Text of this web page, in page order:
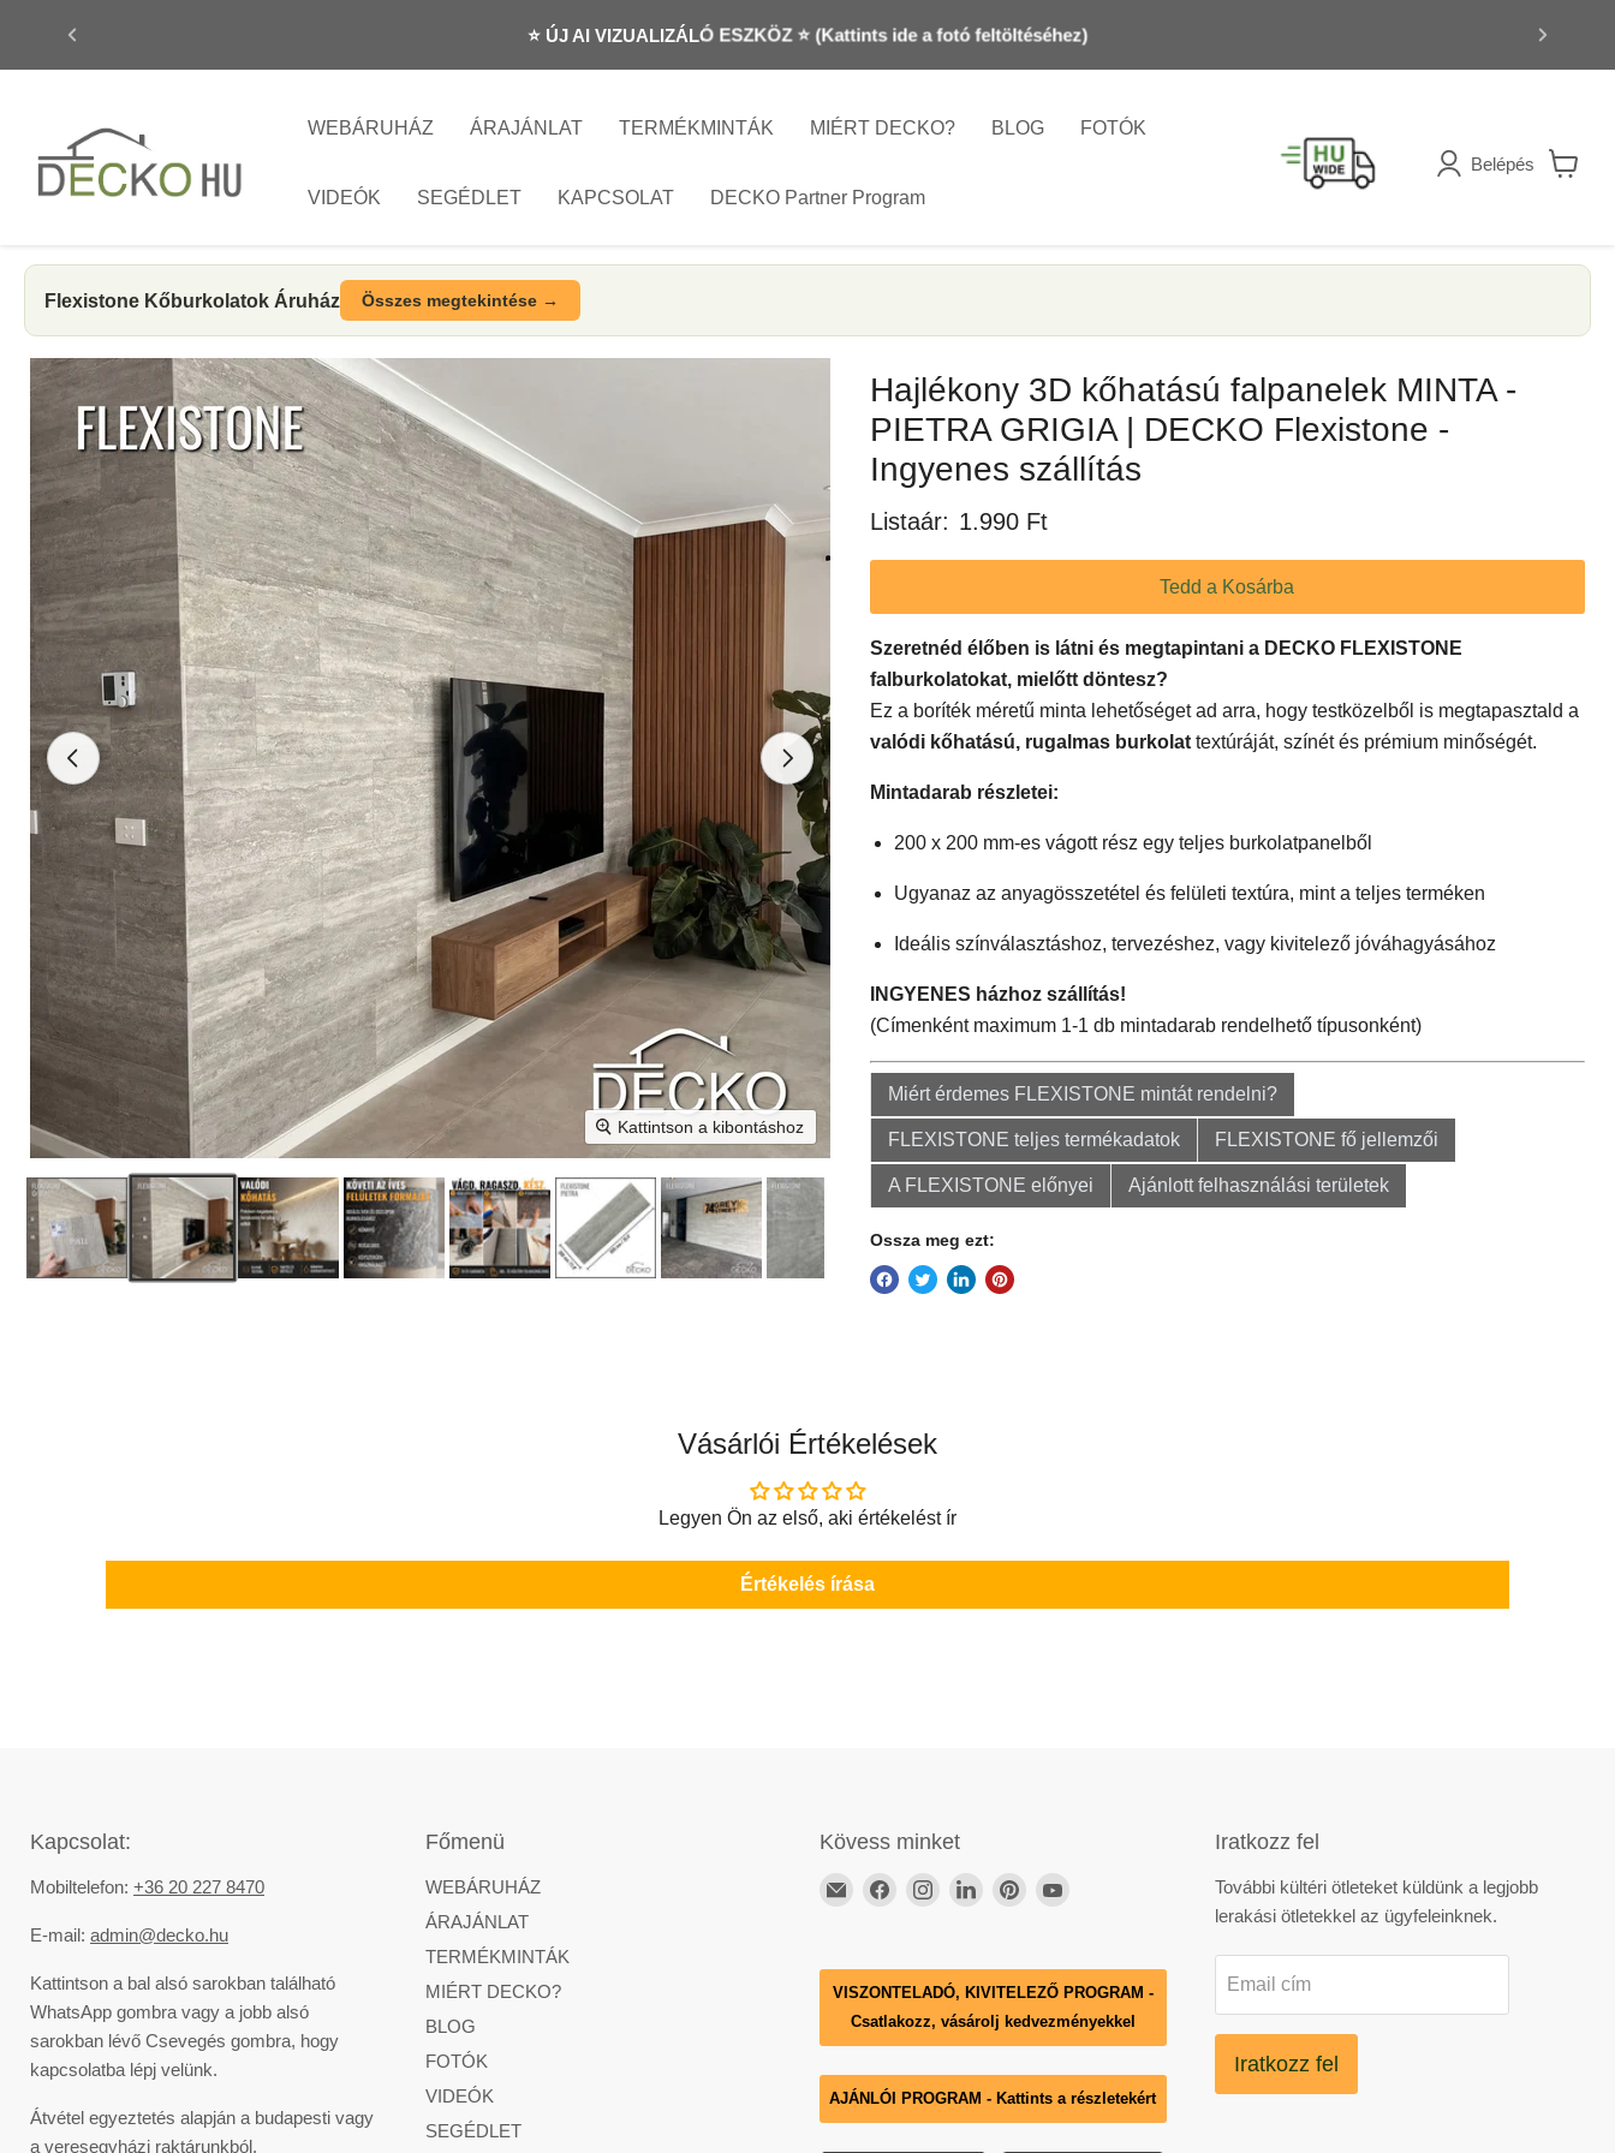
⭐ 10 éves garancia ⭐ Elégedett vásárlók ⭐ Prémium minőség
WEBÁRUHÁZ ÁRAJÁNLAT TERMÉKMINTÁK MIÉRT DECKO? BLOG FOTÓK
VIDEÓK SEGÉDLET KAPCSOLAT DECKO Partner Program
Belépés
Flexistone Kőburkolatok Áruház Összes megtekintése →
Kattintson a kibontáshoz
Hajlékony 3D kőhatású falpanelek MINTA -
PIETRA GRIGIA | DECKO Flexistone -
Ingyenes szállítás
Listaár: 1.990 Ft
Tedd a Kosárba
Szeretnéd élőben is látni és megtapintani a DECKO FLEXISTONE
falburkolatokat, mielőtt döntesz?
Ez a boríték méretű minta lehetőséget ad arra, hogy testközelből is megtapasztald a
valódi kőhatású, rugalmas burkolat textúráját, színét és prémium minőségét.
Mintadarab részletei:
200 x 200 mm-es vágott rész egy teljes burkolatpanelből
Ugyanaz az anyagösszetétel és felületi textúra, mint a teljes terméken
Ideális színválasztáshoz, tervezéshez, vagy kivitelező jóváhagyásához
INGYENES házhoz szállítás!
(Címenként maximum 1-1 db mintadarab rendelhető típusonként)
Miért érdemes FLEXISTONE mintát rendelni?
FLEXISTONE teljes termékadatok FLEXISTONE fő jellemzői
A FLEXISTONE előnyei Ajánlott felhasználási területek
Ossza meg ezt:
Vásárlói Értékelések
Legyen Ön az első, aki értékelést ír
Értékelés írása
Kapcsolat:
Mobiltelefon: +36 20 227 8470
E-mail: admin@decko.hu
Kattintson a bal alsó sarokban található
WhatsApp gombra vagy a jobb alsó
sarokban lévő Csevegés gombra, hogy
kapcsolatba lépj velünk.
Átvétel egyeztetés alapján a budapesti vagy
a veresegyházi raktárunkból.
Főmenü
WEBÁRUHÁZ
ÁRAJÁNLAT
TERMÉKMINTÁK
MIÉRT DECKO?
BLOG
FOTÓK
VIDEÓK
SEGÉDLET
Kövess minket
Email
ElérhetőségünkFacebook
ElérhetőségünkInstagram
ElérhetőségünkLinkedIn
ElérhetőségünkPinterest
ElérhetőségünkYouTube
VISZONTELADÓ, KIVITELEZŐ PROGRAM -
Csatlakozz, vásárolj kedvezményekkel
AJÁNLÓI PROGRAM - Kattints a részletekért
Iratkozz fel
További kültéri ötleteket küldünk a legjobb
lerakási ötletekkel az ügyfeleinknek.
Email cím
Iratkozz fel